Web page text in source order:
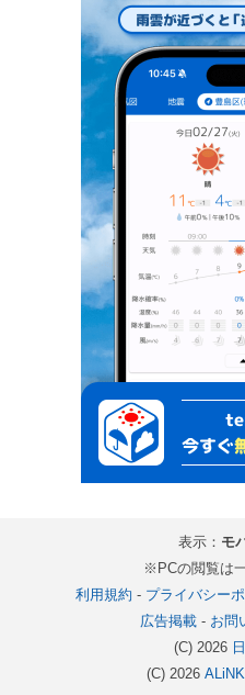
表示： モ
※PCの閲覧は
利用規約 - プライバシー
広告掲載- お問
(C) 2026
(C) 2026